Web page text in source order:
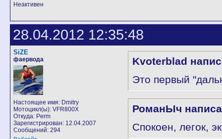
Неактивен
28.04.2012 12:35:48
SiZE
фаервода
Настоящее имя: Dmitry
Мотоцикл(ы): VFR800X
Откуда: Perm
Зарегистрирован: 12.04.2007
Сообщений: 294
Kvoterblad
Это первый
РоманЫч
Спокоен, легок,